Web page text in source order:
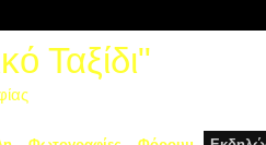
Ταξίδι"